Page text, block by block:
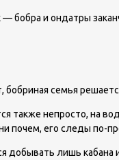
бобра и ондатры
семья
также непросто, на
почем, его следы по-
добывать лишь кабана